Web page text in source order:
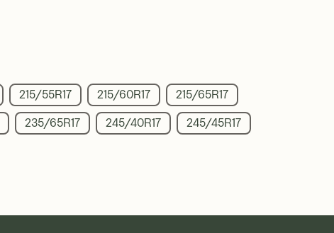
215/55R17 215/60R17 215/65R17
235/65R17 245/40R17 245/45R17